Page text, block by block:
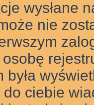
wysłane
nie
była
do ciebie